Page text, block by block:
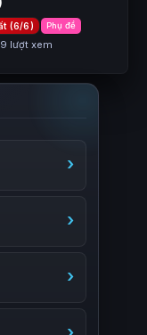
(6/6) Phụ đề
lượt xem